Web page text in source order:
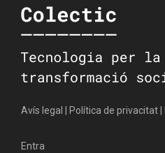
Avís legal Política de privacitat
Entra